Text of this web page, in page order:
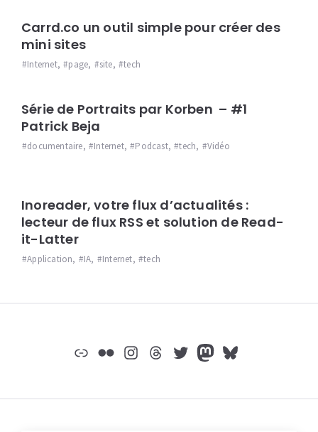
Carrd.co un outil simple pour créer des
mini sites
Internet, page, site, tech
Série de Portraits par Korben – #1
Patrick Beja
documentaire, Internet, Podcast, tech, Vidéo
Inoreader, votre flux d’actualités :
lecteur de flux RSS et solution de Read-
it-Latter
Application, IA, Internet, tech
LienFlickrInstagram
Threads
Twitter
Mastodon
Bluesky